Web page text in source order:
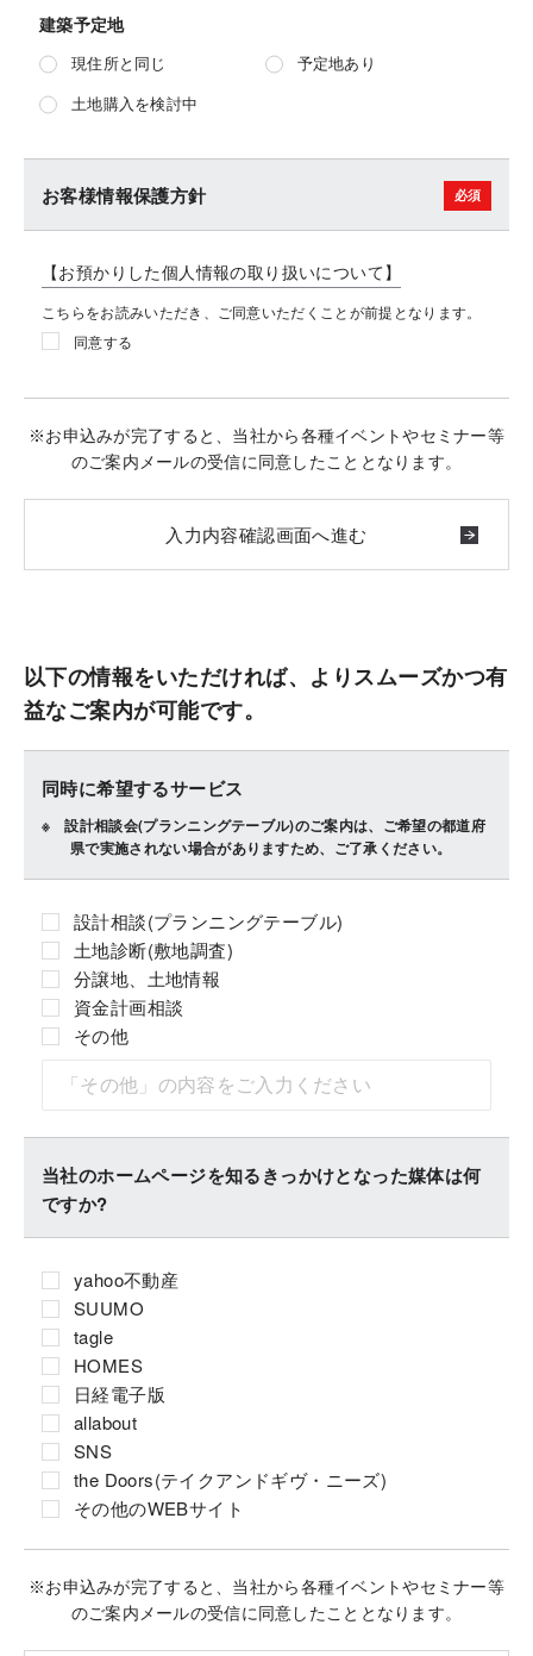
建築予定地
現住所と同じ 予定地あり
土地購入を検討中
お客様情報保護方針
【お預かりした個人情報の取り扱いについて】
こちらをお読みいただき、ご同意いただくことが前提となります。
同意する
※お申込みが完了すると、当社から各種イベントやセミナー等
のご案内メールの受信に同意したこととなります。
以下の情報をいただければ、よりスムーズかつ有
益なご案内が可能です。
同時に希望するサービス
設計相談会(プランニングテーブル)のご案内は、ご希望の都道府
県で実施されない場合がありますため、ご了承ください。
設計相談(プランニングテーブル)
土地診断(敷地調査)
分譲地、土地情報
資金計画相談
その他
当社のホームページを知るきっかけとなった媒体は何
ですか?
yahoo不動産
SUUMO
tagle
HOMES
日経電子版
allabout
SNS
the Doors(テイクアンドギヴ・ニーズ)
その他のWEBサイト
※お申込みが完了すると、当社から各種イベントやセミナー等
のご案内メールの受信に同意したこととなります。